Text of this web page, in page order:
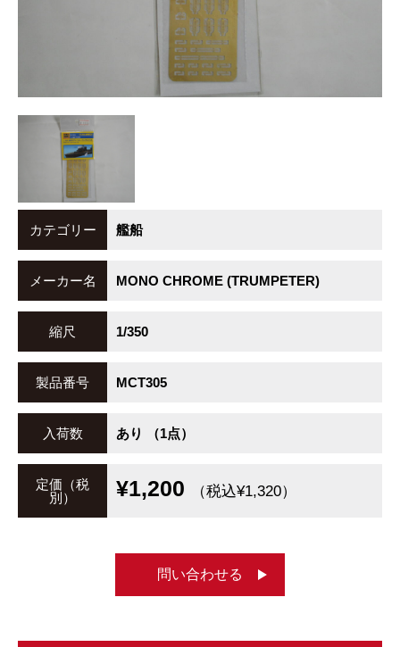
カテゴリー 艦船
メーカー名 MONO CHROME (TRUMPETER)
縮尺 1/350
製品番号 MCT305
入荷数 あり （1点）
定価（税
別）
¥1,200 （税込¥1,320）
問い合わせる